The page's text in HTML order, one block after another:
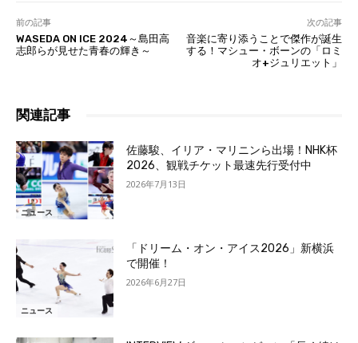
前の記事
WASEDA ON ICE 2024～島田高
志郎らが見せた青春の輝き～
次の記事
音楽に寄り添うことで傑作が誕生
する！マシュー・ボーンの「ロミ
オ+ジュリエット」
関連記事
ニュース
佐藤駿、イリア・マリニンら出場！NHK杯
2026、観戦チケット最速先行受付中
2026年7月13日
ニュース
「ドリーム・オン・アイス2026」新横浜
で開催！
2026年6月27日